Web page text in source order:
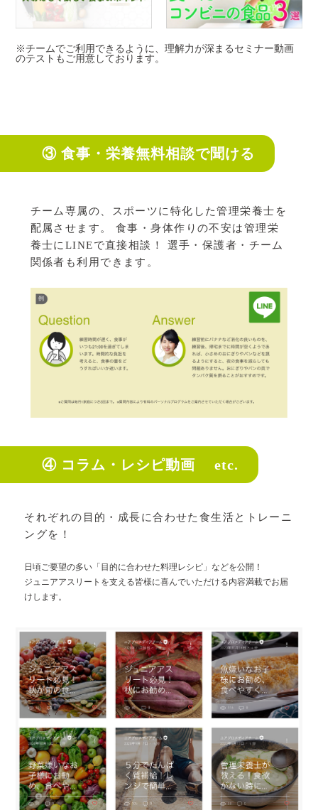
※チームでご利用できるように、理解力が深まるセミナー動画
のテストもご用意しております。
③ 食事・栄養無料相談で聞ける
チーム専属の、スポーツに特化した管理栄養士を
配属させます。
食事・身体作りの不安は管理栄
養士にLINEで直接相談！
選手・保護者・チーム
関係者も利用できます。
④ コラム・レシピ動画 etc.
それぞれの目的・成長に合わせた食生活とトレーニ
ングを！
日頃ご要望の多い「目的に合わせた料理レシピ」などを公開！
ジュニアアスリートを支える皆様に喜んでいただける内容満載でお届
けします。